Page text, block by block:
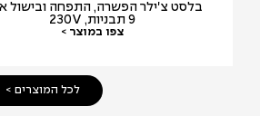
בלסט צ'ילר הפשרה, התפחה ובישול איטי,
צפו במוצר >
לכל המוצרים >